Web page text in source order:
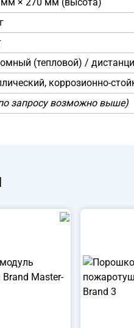
(тепловой) /
коррозионно-
запросу возможно выше)